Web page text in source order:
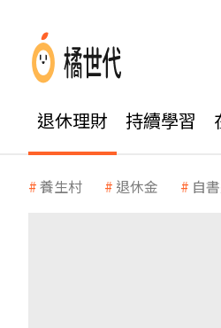
退休理財 持續學習
養生村 退休金 自